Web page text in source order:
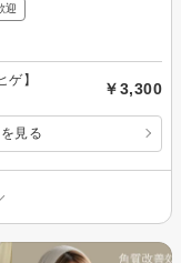
迎
ゲ】
￥3,300
見る